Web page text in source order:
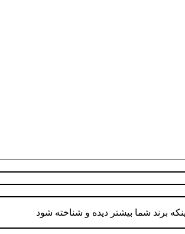
برند شما بیشتر دیده و شناخته شود